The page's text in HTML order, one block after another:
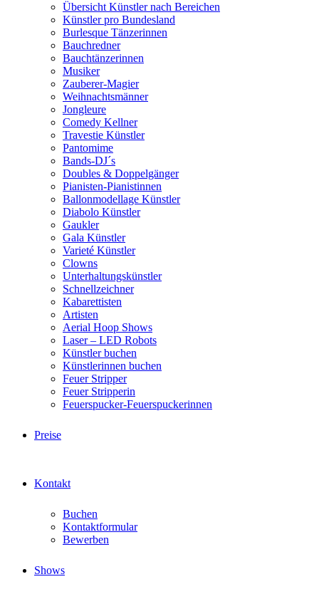
Übersicht Künstler nach Bereichen
Künstler pro Bundesland
Burlesque Tänzerinnen
Bauchredner
Bauchtänzerinnen
Musiker
Zauberer-Magier
Weihnachtsmänner
Jongleure
Comedy Kellner
Travestie Künstler
Pantomime
Bands-DJ´s
Doubles & Doppelgänger
Pianisten-Pianistinnen
Ballonmodellage Künstler
Diabolo Künstler
Gaukler
Gala Künstler
Varieté Künstler
Clowns
Unterhaltungskünstler
Schnellzeichner
Kabarettisten
Artisten
Aerial Hoop Shows
Laser – LED Robots
Künstler buchen
Künstlerinnen buchen
Feuer Stripper
Feuer Stripperin
Feuerspucker-Feuerspuckerinnen
Preise
Kontakt
Buchen
Kontaktformular
Bewerben
Shows